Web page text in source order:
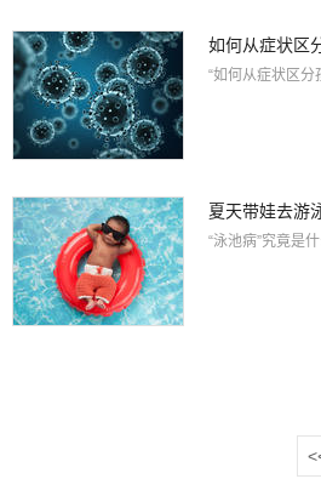
如何从症状区
“如何从症状区分
夏天带娃去游
“泳池病”究竟是